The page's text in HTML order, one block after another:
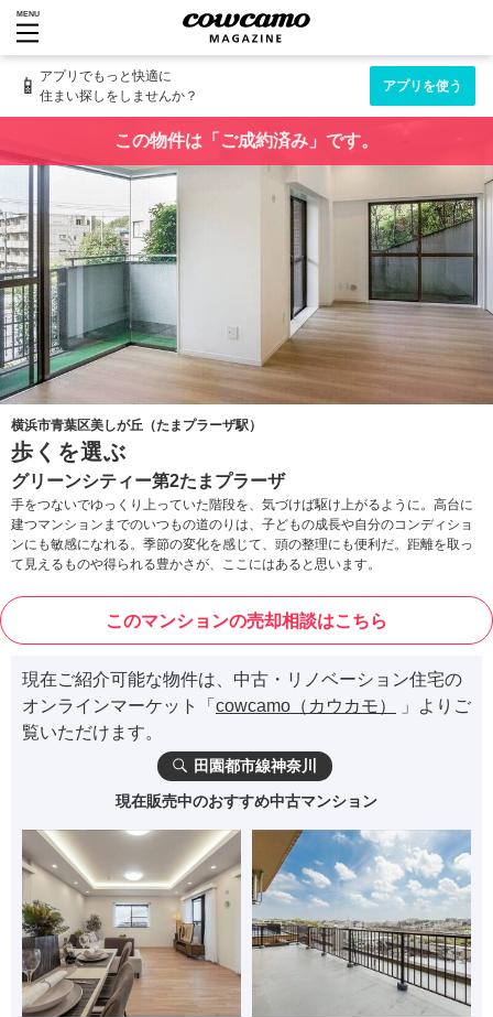
MENU
📱 アプリでもっと快適に
住まい探しをしませんか？
アプリを使う
この物件は「ご成約済み」です。
横浜市青葉区美しが丘（たまプラーザ駅）
歩くを選ぶ
グリーンシティー第2たまプラーザ
手をつないでゆっくり上っていた階段を、気づけば駆け上がるように。高台に
建つマンションまでのいつもの道のりは、子どもの成長や自分のコンディショ
ンにも敏感になれる。季節の変化を感じて、頭の整理にも便利だ。距離を取っ
て見えるものや得られる豊かさが、ここにはあると思います。
このマンションの売却相談はこちら
現在ご紹介可能な物件は、中古・リノベーション住宅の
オンラインマーケット「 cowcamo（カウカモ）
」よりご
覧いただけます。
田園都市線神奈川
現在販売中のおすすめ中古マンション